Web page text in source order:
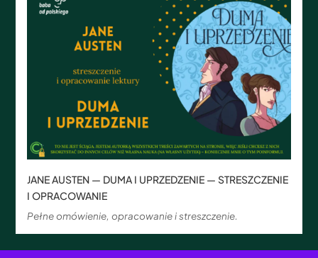
JANE AUSTEN — DUMA I UPRZEDZENIE — STRESZCZENIE
I OPRACOWANIE
Pełne omówienie, opracowanie i streszczenie.